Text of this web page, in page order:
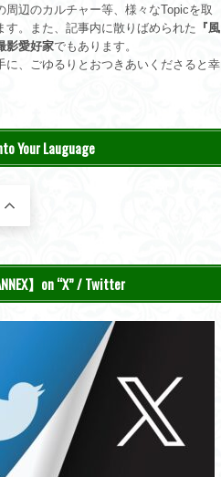
周辺のカルチャー等、様々なTopicを取
す。また、記事内に散りばめられた 『風
影愛好家でもあります。
に、ごゆるりとおつきあいくださると幸
Your Lauguage
】on “X” / Twitter